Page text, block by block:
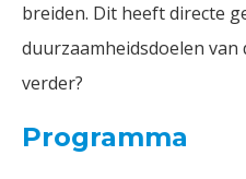
breiden. Dit heeft directe
duurzaamheidsdoelen van
verder?
Programma